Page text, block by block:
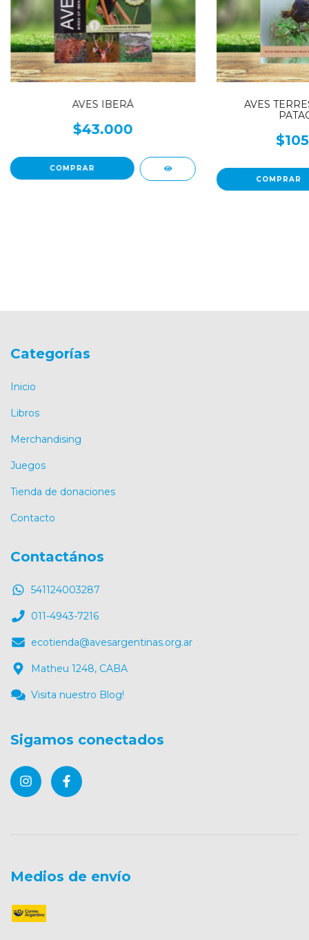
AVES IBERÁ
$43.000
AVES
Categorías
Inicio
Libros
Merchandising
Juegos
Tienda de donaciones
Contacto
Contactános
541124003287
011-4943-7216
ecotienda@avesargentinas.org.ar
Matheu 1248, CABA
Visita nuestro Blog!
Sigamos conectados
Medios de envío